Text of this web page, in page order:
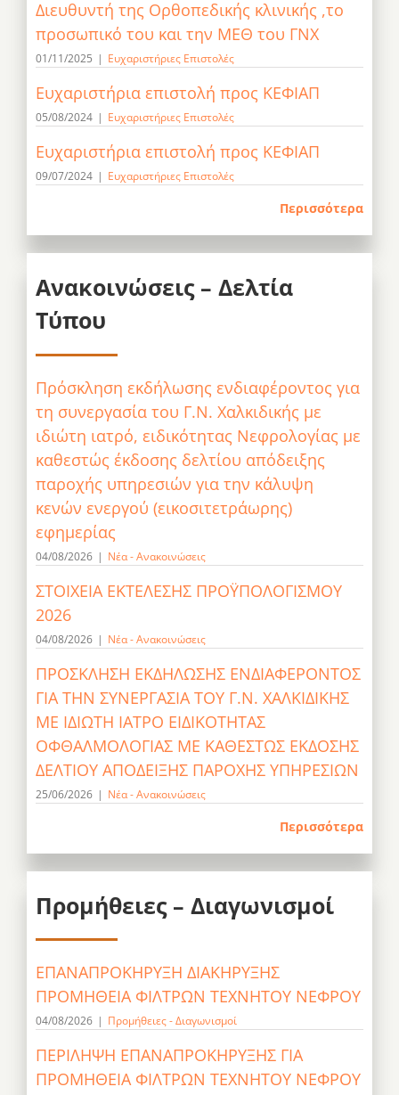
Διευθυντή της Ορθοπεδικής κλινικής ,το
προσωπικό του και την ΜΕΘ του ΓΝΧ
01/11/2025 | Ευχαριστήριες Επιστολές
Ευχαριστήρια επιστολή προς ΚΕΦΙΑΠ
05/08/2024 | Ευχαριστήριες Επιστολές
Ευχαριστήρια επιστολή προς ΚΕΦΙΑΠ
09/07/2024 | Ευχαριστήριες Επιστολές
Περισσότερα
Ανακοινώσεις – Δελτία
Τύπου
Πρόσκληση εκδήλωσης ενδιαφέροντος για
τη συνεργασία του Γ.Ν. Χαλκιδικής με
ιδιώτη ιατρό, ειδικότητας Νεφρολογίας με
καθεστώς έκδοσης δελτίου απόδειξης
παροχής υπηρεσιών για την κάλυψη
κενών ενεργού (εικοσιτετράωρης)
εφημερίας
04/08/2026 | Νέα - Ανακοινώσεις
ΣΤΟΙΧΕΙΑ ΕΚΤΕΛΕΣΗΣ ΠΡΟΫΠΟΛΟΓΙΣΜΟΥ
2026
04/08/2026 | Νέα - Ανακοινώσεις
ΠΡΟΣΚΛΗΣΗ ΕΚΔΗΛΩΣΗΣ ΕΝΔΙΑΦΕΡΟΝΤΟΣ
ΓΙΑ ΤΗΝ ΣΥΝΕΡΓΑΣΙΑ ΤΟΥ Γ.Ν. ΧΑΛΚΙΔΙΚΗΣ
ΜΕ ΙΔΙΩΤΗ ΙΑΤΡΟ ΕΙΔΙΚΟΤΗΤΑΣ
ΟΦΘΑΛΜΟΛΟΓΙΑΣ ΜΕ ΚΑΘΕΣΤΩΣ ΕΚΔΟΣΗΣ
ΔΕΛΤΙΟΥ ΑΠΟΔΕΙΞΗΣ ΠΑΡΟΧΗΣ ΥΠΗΡΕΣΙΩΝ
25/06/2026 | Νέα - Ανακοινώσεις
Περισσότερα
Προμήθειες – Διαγωνισμοί
ΕΠΑΝΑΠΡΟΚΗΡΥΞΗ ΔΙΑΚΗΡΥΞΗΣ
ΠΡΟΜΗΘΕΙΑ ΦΙΛΤΡΩΝ ΤΕΧΝΗΤΟΥ ΝΕΦΡΟΥ
04/08/2026 | Προμήθειες - Διαγωνισμοί
ΠΕΡΙΛΗΨΗ ΕΠΑΝΑΠΡΟΚΗΡΥΞΗΣ ΓΙΑ
ΠΡΟΜΗΘΕΙΑ ΦΙΛΤΡΩΝ ΤΕΧΝΗΤΟΥ ΝΕΦΡΟΥ